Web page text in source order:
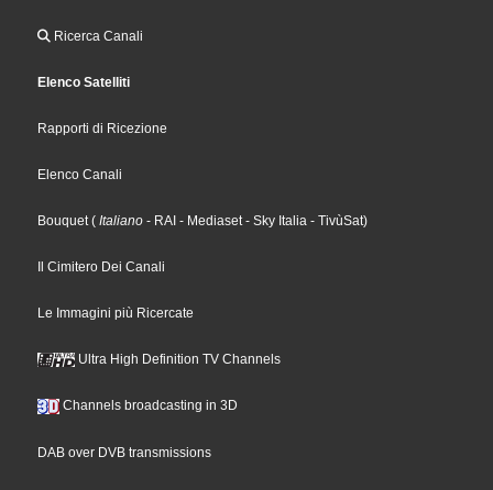
Ricerca Canali
Elenco Satelliti
Rapporti di Ricezione
Elenco Canali
Bouquet ( Italiano - RAI - Mediaset - Sky Italia - TivùSat)
Il Cimitero Dei Canali
Le Immagini più Ricercate
Ultra High Definition TV Channels
Channels broadcasting in 3D
DAB over DVB transmissions